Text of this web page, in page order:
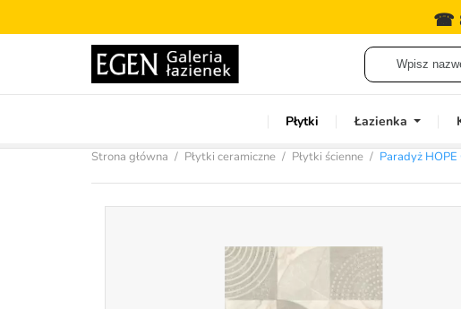
☎
Płytki Łazienka
Strona główna Płytki ceramiczne Płytki ścienne Paradyż HOPE